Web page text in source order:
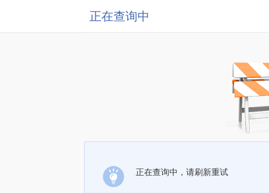
正在查询中
正在查询中，请刷新重试